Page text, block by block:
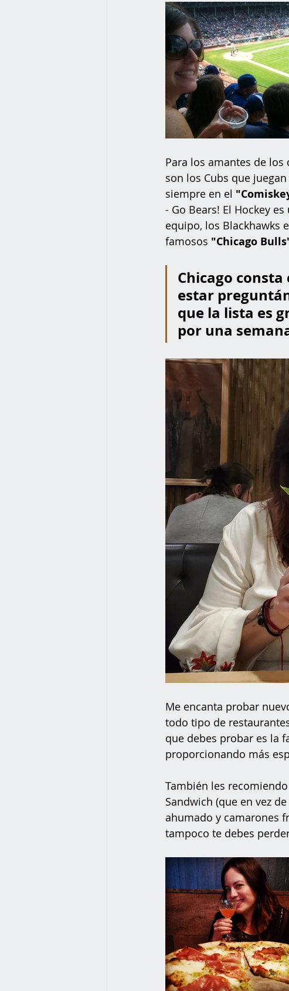
Para los amantes de
son los Cubs que juegan
siempre en el
- Go Bears! El Hockey
equipo, los Blackhawks
famosos "Chicago
Chicago
estar
que la lista es
por una
Me encanta probar
todo tipo de
que debes probar es la
proporcionando más
También les
Sandwich (que en vez
ahumado y camarones
tampoco te debes